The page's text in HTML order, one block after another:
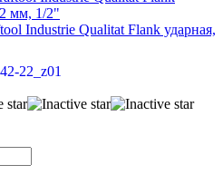
Industrie Qualitat Flank ударная,
22_z01